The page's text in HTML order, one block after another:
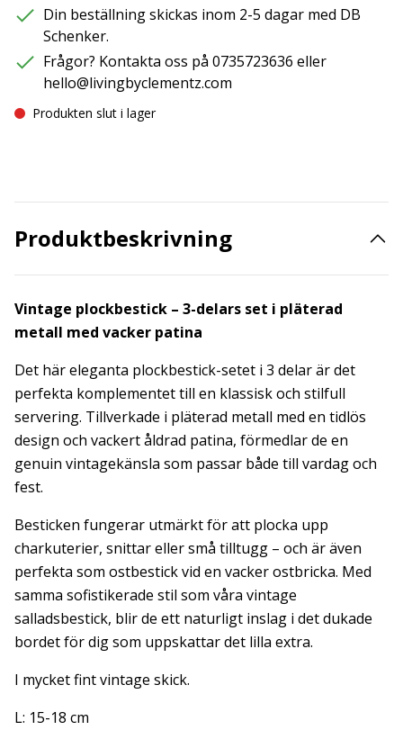
Din beställning skickas inom 2-5 dagar med DB
Schenker.
Frågor? Kontakta oss på 0735723636 eller
hello@livingbyclementz.com
Produkten slut i lager
Produktbeskrivning
Vintage plockbestick – 3-delars set i pläterad
metall med vacker patina
Det här eleganta plockbestick-setet i 3 delar är det
perfekta komplementet till en klassisk och stilfull
servering. Tillverkade i pläterad metall med en tidlös
design och vackert åldrad patina, förmedlar de en
genuin vintagekänsla som passar både till vardag och
fest.
Besticken fungerar utmärkt för att plocka upp
charkuterier, snittar eller små tilltugg – och är även
perfekta som ostbestick vid en vacker ostbricka. Med
samma sofistikerade stil som våra vintage
salladsbestick, blir de ett naturligt inslag i det dukade
bordet för dig som uppskattar det lilla extra.
I mycket fint vintage skick.
L: 15-18 cm